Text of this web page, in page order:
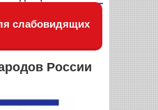
слабовидящих
России